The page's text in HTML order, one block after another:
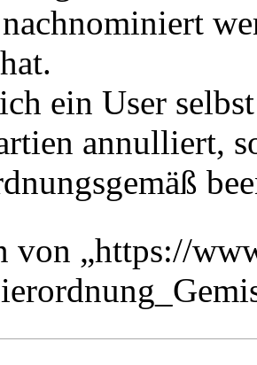
ein User
annulliert,
von „https://